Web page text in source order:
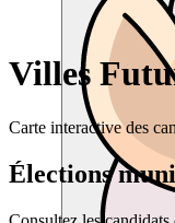
Villes
Carte interactive des
Élections